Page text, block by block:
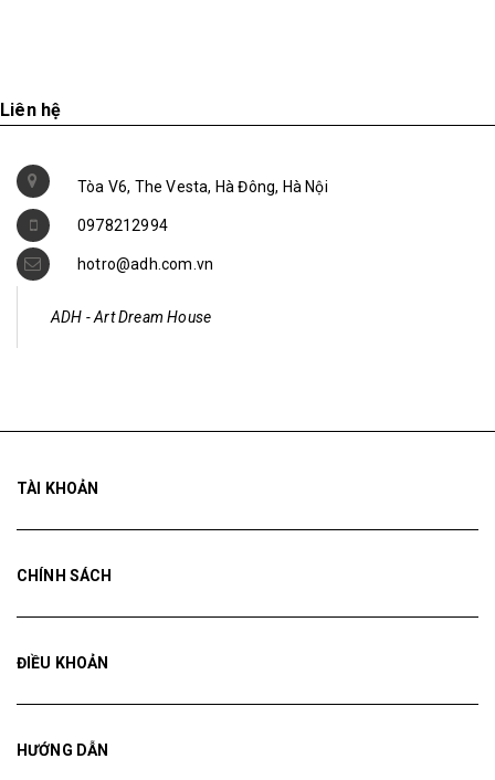
Liên hệ
Tòa V6, The Vesta, Hà Đông, Hà Nội
0978212994
hotro@adh.com.vn
ADH - Art Dream House
TÀI KHOẢN
CHÍNH SÁCH
ĐIỀU KHOẢN
HƯỚNG DẪN